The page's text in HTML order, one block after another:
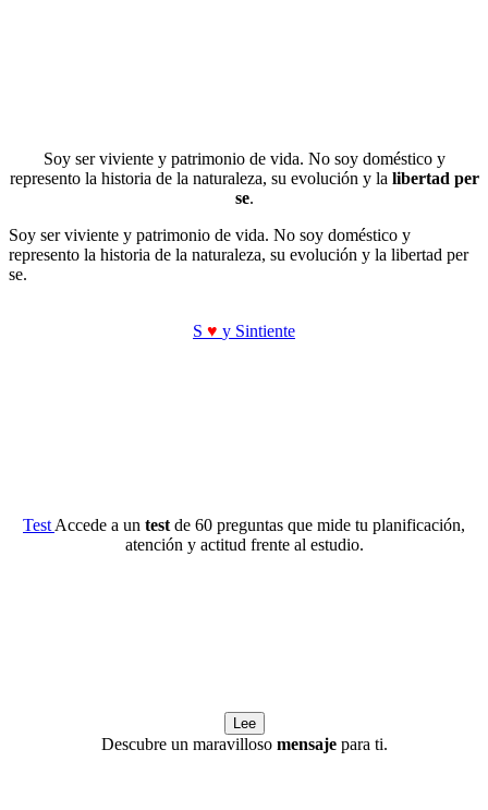
Soy ser viviente y patrimonio de vida. No soy doméstico y
represento la historia de la naturaleza, su evolución y la libertad per
se.
Soy ser viviente y patrimonio de vida. No soy doméstico y
represento la historia de la naturaleza, su evolución y la libertad per
se.
S ♥ y Sintiente
Test Accede a un test de 60 preguntas que mide tu planificación,
atención y actitud frente al estudio.
Lee
Descubre un maravilloso mensajepara ti.